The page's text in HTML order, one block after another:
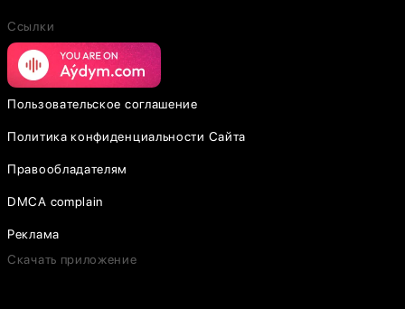
Ссылки
Пользовательское соглашение
Политика конфиденциальности Сайта
Правообладателям
DMCA complain
Реклама
Скачать приложение